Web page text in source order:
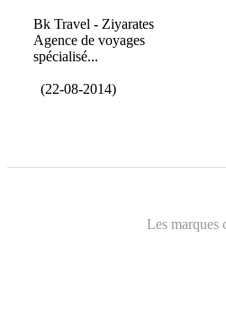
Bk Travel - Ziyarates
Agence de voyages
spécialisé...
(22-08-2014)
Les marques